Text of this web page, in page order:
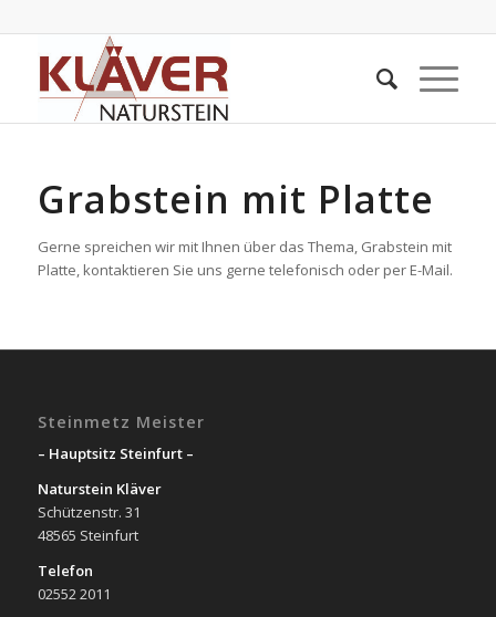
Grabstein mit Platte
Gerne spreichen wir mit Ihnen über das Thema, Grabstein mit
Platte, kontaktieren Sie uns gerne telefonisch oder per E-Mail.
Steinmetz Meister
– Hauptsitz Steinfurt –
Naturstein Kläver
Schützenstr. 31
48565 Steinfurt
Telefon
02552 2011